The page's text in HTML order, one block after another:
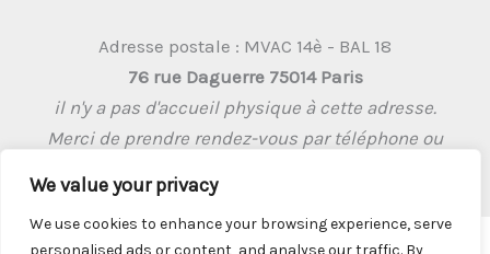
We value your privacy
We use cookies to enhance your browsing experience, serve
personalised ads or content, and analyse our traffic. By
Adresse postale : MVAC 14è - BAL 18
76 rue Daguerre 75014 Paris
il n'y a pas d'accueil physique à cette adresse.
Merci de prendre rendez-vous par téléphone ou